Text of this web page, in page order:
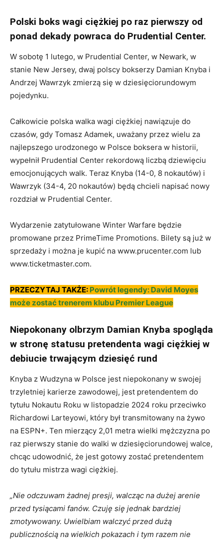
Polski boks wagi ciężkiej po raz pierwszy od
ponad dekady powraca do Prudential Center.
W sobotę 1 lutego, w Prudential Center, w Newark, w
stanie New Jersey, dwaj polscy bokserzy Damian Knyba i
Andrzej Wawrzyk zmierzą się w dziesięciorundowym
pojedynku.
Całkowicie polska walka wagi ciężkiej nawiązuje do
czasów, gdy Tomasz Adamek, uważany przez wielu za
najlepszego urodzonego w Polsce boksera w historii,
wypełnił Prudential Center rekordową liczbą dziewięciu
emocjonujących walk. Teraz Knyba (14-0, 8 nokautów) i
Wawrzyk (34-4, 20 nokautów) będą chcieli napisać nowy
rozdział w Prudential Center.
Wydarzenie zatytułowane Winter Warfare będzie
promowane przez PrimeTime Promotions. Bilety są już w
sprzedaży i można je kupić na www.prucenter.com lub
www.ticketmaster.com.
PRZECZYTAJ TAKŻE: Powrót legendy: David Moyes
może zostać trenerem klubu Premier League
Niepokonany olbrzym Damian Knyba spogląda
w stronę statusu pretendenta wagi ciężkiej w
debiucie trwającym dziesięć rund
Knyba z Wudzyna w Polsce jest niepokonany w swojej
trzyletniej karierze zawodowej, jest pretendentem do
tytułu Nokautu Roku w listopadzie 2024 roku przeciwko
Richardowi Larteyowi, który był transmitowany na żywo
na ESPN+. Ten mierzący 2,01 metra wielki mężczyzna po
raz pierwszy stanie do walki w dziesięciorundowej walce,
chcąc udowodnić, że jest gotowy zostać pretendentem
do tytułu mistrza wagi ciężkiej.
„Nie odczuwam żadnej presji, walcząc na dużej arenie
przed tysiącami fanów. Czuję się jednak bardziej
zmotywowany. Uwielbiam walczyć przed dużą
publicznością na wielkich pokazach i tym razem nie